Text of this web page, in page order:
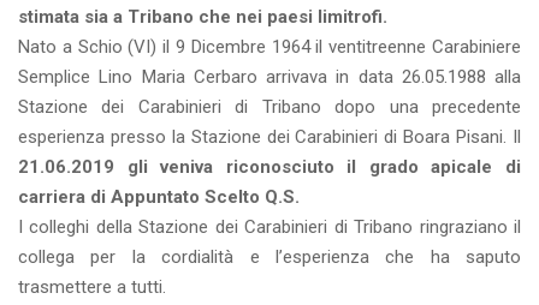
stimata sia a Tribano che nei paesi limitrofi.
Nato a Schio (VI) il 9 Dicembre 1964 il ventitreenne Carabiniere
Semplice Lino Maria Cerbaro arrivava in data 26.05.1988 alla
Stazione dei Carabinieri di Tribano dopo una precedente
esperienza presso la Stazione dei Carabinieri di Boara Pisani. Il
21.06.2019 gli veniva riconosciuto il grado apicale di
carriera di Appuntato Scelto Q.S.
I colleghi della Stazione dei Carabinieri di Tribano ringraziano il
collega per la cordialità e l’esperienza che ha saputo
trasmettere a tutti.